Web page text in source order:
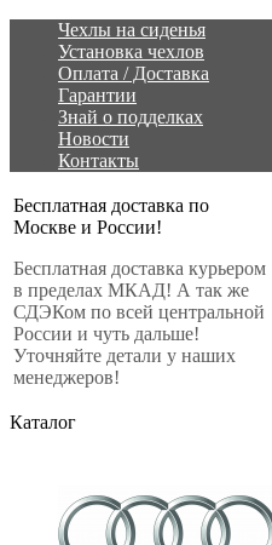
Чехлы на сиденья
Установка чехлов
Оплата / Доставка
Гарантии
Знай о подделках
Новости
Контакты
Бесплатная доставка по
Москве и России!
Бесплатная доставка курьером
в пределах МКАД! А так же
СДЭКом по всей центральной
России и чуть дальше!
Уточняйте детали у наших
менеджеров!
Каталог